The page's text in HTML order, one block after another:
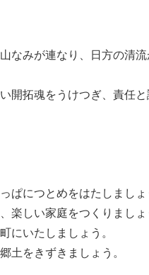
なみが連なり、日方の清
開拓魂をうけつぎ、責任
ぱにつとめをはたしましょ
楽しい家庭をつくりましょ
にいたしましょう。
土をきずきましょう。